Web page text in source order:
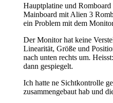
Hauptplatine und
Mainboard mit Alien 3
ein Problem mit dem
Der Monitor hat keine
Linearität, Größe und
nach unten rechts um.
dann gespiegelt.
Ich hatte ne Sichtkontrolle
zusammengebaut hab und